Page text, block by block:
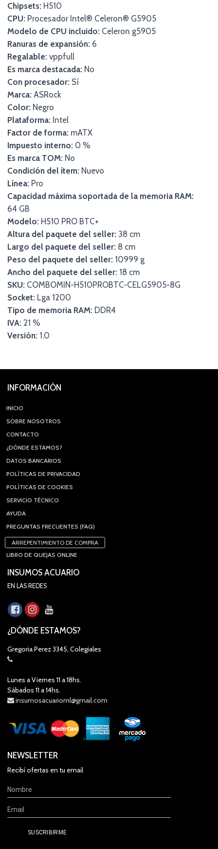
Chipsets: H510
CPU: Procesador Intel® Celeron® G5905
Modelo de CPU incluido: Celeron g5905
Ranuras de expansión: 6
Regalable: vppfull
Es marca destacada: No
Con procesador: Sí
Marca: ASRock
Color: Negro
Plataforma: Intel
Factor de forma: mATX
Impuesto interno: 0 %
Es marca TOM: No
Condición del ítem: Nuevo
Línea: Pro
Capacidad máxima soportada de la memoria RAM:
64 GB
Modelo: H510 PRO BTC+
Altura del paquete del seller: 38 cm
Largo del paquete del seller: 8 cm
Peso del paquete del seller: 10999 g
Ancho del paquete del seller: 18 cm
SKU: COMBOMIN-H510PROBTC-CELG5905-8G
Socket: Lga 1200
Tipo de memoria RAM: DDR4
IVA: 21 %
Versión: 1.0
INFORMACIÓN
INICIO
SOBRE NOSOTROS
CONTACTO
¿DÓNDE ESTAMOS?
DATOS BANCARIOS
POLÍTICAS DE PRIVACIDAD
POLÍTICAS DE COOKIES
SERVICIO TÉCNICO
AYUDA
PREGUNTAS FRECUENTES (FAQ)
ARREPENTIMIENTO DE COMPRA
LIBRO DE QUEJAS ONLINE
INSUMOS ACUARIO
EN LAS REDES
¿DÓNDE ESTAMOS?
Gregoria Perez 3345, Colegiales
Lunes a Viernes 11 a 18hs.
Sábados 11 a 14hs.
insumosacuarioml@gmail.com
NEWSLETTER
Recibí ofertas en tu email